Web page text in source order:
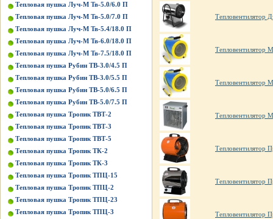
Тепловая пушка Луч-М Тв-5.0/6.0 П
Тепловая пушка Луч-М Тв-5.0/7.0 П
Тепловая пушка Луч-М Тв-5.4/18.0 П
Тепловая пушка Луч-М Тв-6.0/18.0 П
Тепловая пушка Луч-М Тв-7.5/18.0 П
Тепловая пушка Рубин ТВ-3.0/4.5 П
Тепловая пушка Рубин ТВ-3.0/5.5 П
Тепловая пушка Рубин ТВ-5.0/6.5 П
Тепловая пушка Рубин ТВ-5.0/7.5 П
Тепловая пушка Тропик ТВТ-2
Тепловая пушка Тропик ТВТ-3
Тепловая пушка Тропик ТВТ-5
Тепловая пушка Тропик ТК-2
Тепловая пушка Тропик ТК-3
Тепловая пушка Тропик ТПЦ-15
Тепловая пушка Тропик ТПЦ-2
Тепловая пушка Тропик ТПЦ-23
Тепловая пушка Тропик ТПЦ-3
Тепловентилятор
Тепловентилятор
Тепловентилятор
Тепловентилятор
Тепловентилятор
Тепловентилятор
Тепловентилятор